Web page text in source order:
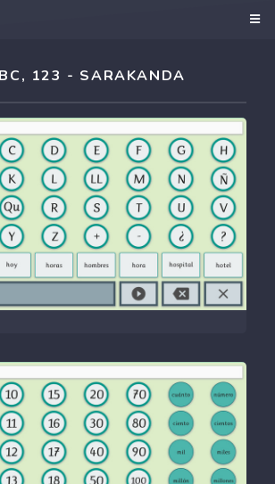
123 - SARAKANDA